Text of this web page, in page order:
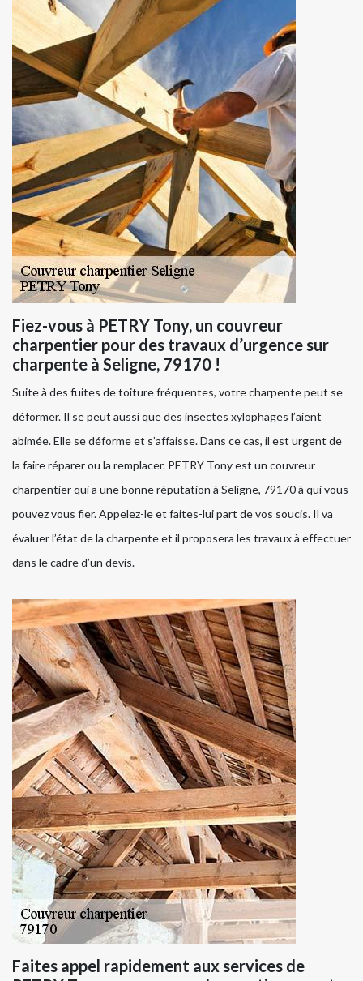
Fiez-vous à PETRY Tony, un couvreur
charpentier pour des travaux d’urgence sur
charpente à Seligne, 79170 !
Suite à des fuites de toiture fréquentes, votre charpente peut se
déformer. Il se peut aussi que des insectes xylophages l’aient
abimée. Elle se déforme et s’affaisse. Dans ce cas, il est urgent de
la faire réparer ou la remplacer. PETRY Tony est un couvreur
charpentier qui a une bonne réputation à Seligne, 79170 à qui vous
pouvez vous fier. Appelez-le et faites-lui part de vos soucis. Il va
évaluer l’état de la charpente et il proposera les travaux à effectuer
dans le cadre d’un devis.
Faites appel rapidement aux services de